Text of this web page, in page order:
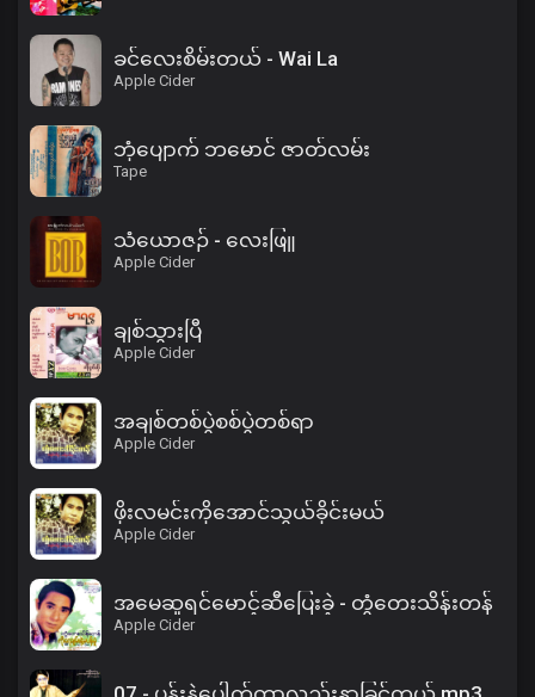
ခင်လေးစိမ်းတယ် - Wai La
Apple Cider
ဘုံပျောက် ဘမောင် ဇာတ်လမ်း
Tape
သံယောဇဉ် - လေးဖြူ
Apple Cider
ချစ်သွားပြီ
Apple Cider
အချစ်တစ်ပွဲစစ်ပွဲတစ်ရာ
Apple Cider
ဖိုးလမင်းကိုအောင်သွယ်ခိုင်းမယ်
Apple Cider
အမေဆူရင်မောင့်ဆီပြေးခဲ့ - တွံတေးသိန်းတန်
Apple Cider